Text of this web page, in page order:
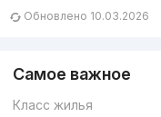
Обновлено 10.03.2026
Самое важное
Класс жилья